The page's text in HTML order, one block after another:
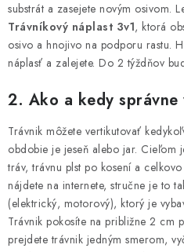
SMART GARDEN
Hodnotenie obchodu O nákupu
Obchodné podmienky
Podmienky o ochrane osobných
substrát a zasejete novým osivom.
Trávníkový náplast 3v1, ktorá
osivo a hnojivo na podporu rastu.
náplasť a zalejete. Do 2 týždňov
2. Ako a kedy
Trávnik môžete vertikutovať
obdobie je jeseň alebo jar. Cieľom
tráv, trávnu plst po kosení a
nájdete na internete, stručne je to
(elektrický, motorový), ktorý je
Trávnik pokosíte na približne 2 cm
prejdete trávnik jedným smerom,